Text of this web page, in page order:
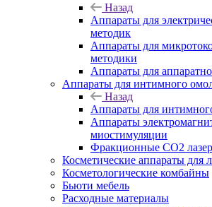
Назад
Аппараты для
методик
Аппараты для
методики
Аппараты для
Аппараты для интимного
Назад
Аппараты для
Аппараты
миостимуляции
Фракционные CO2
Косметические аппараты для
Косметологические комбайны
Бьюти мебель
Расходные материалы